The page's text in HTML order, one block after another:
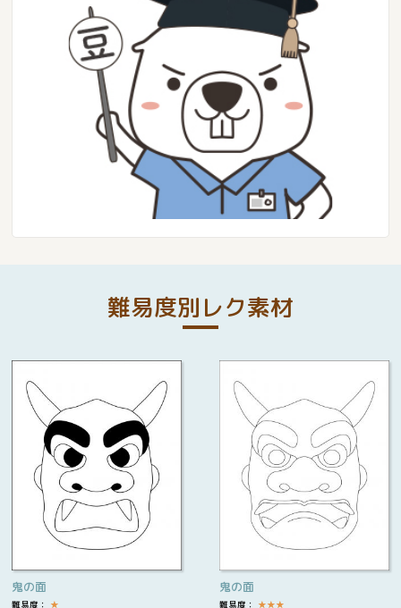
難易度別レク素材
鬼の面
難易度： ★
鬼の面
難易度： ★★★